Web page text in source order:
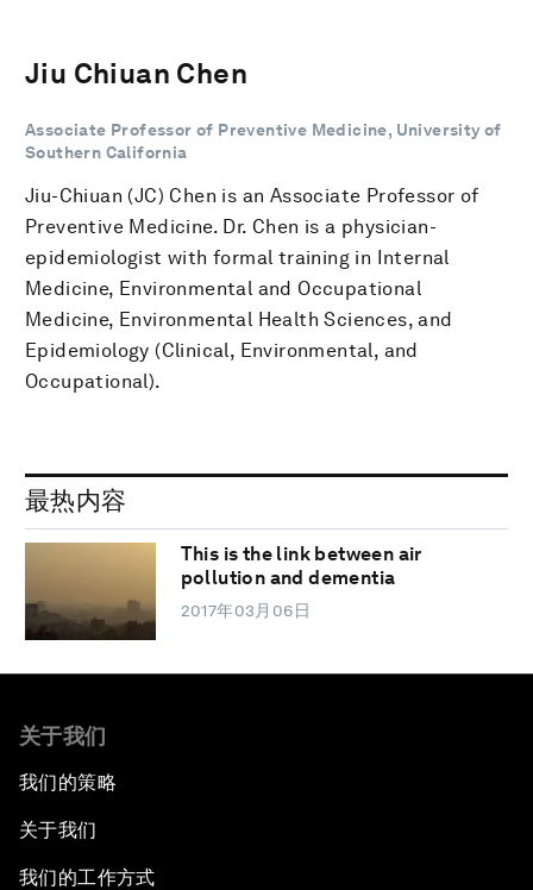
Jiu Chiuan Chen
Associate Professor of Preventive Medicine, University of
Southern California
Jiu-Chiuan (JC) Chen is an Associate Professor of
Preventive Medicine. Dr. Chen is a physician-
epidemiologist with formal training in Internal
Medicine, Environmental and Occupational
Medicine, Environmental Health Sciences, and
Epidemiology (Clinical, Environmental, and
Occupational).
最热内容
This is the link between air
pollution and dementia
2017年03月06日
关于我们
我们的策略
关于我们
我们的工作方式